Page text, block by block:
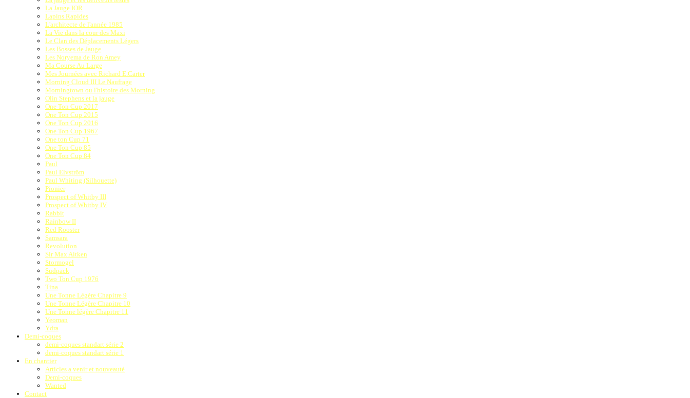
La Jauge IOR
Lapins Rapides
L'architecte de l'année 1985
La Vie dans la cour des Maxi
Le Clan des Déplacements Légers
Les Bosses de Jauge
Les Noryema de Ron Amey
Ma Course Au Large
Mes Journées avec Richard E.Carter
Morning Cloud III Le Naufrage
Morningtown ou l'histoire des Morning
Olin Stephens et la jauge
One Ton Cup 2017
One Ton Cup 2015
One Ton Cup 2016
One Ton Cup 1967
One ton Cup 71
One Ton Cup 85
One Ton Cup 84
Paul
Paul Elvström
Paul Whiting (Silhouette)
Pionier
Prospect of Whitby III
Prospect of Whitby IV
Rabbit
Rainbow II
Red Rooster
Samsara
Revolution
Sir Max Aitken
Stormogel
Sudpack
Two Ton Cup 1976
Tina
Une Tonne Légère Chapitre 9
Une Tonne Légère Chapitre 10
Une Tonne légère Chapitre 11
Yeoman
Ydra
Demi-coques
demi-coques standart série 2
demi-coques standart série 1
En chantier
Articles a venir et nouveauté
Demi-coques
Wanted
Contact